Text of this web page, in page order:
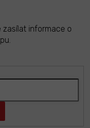
informace o